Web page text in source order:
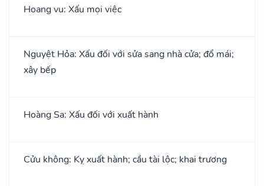
Hoang vu: Xấu mọi việc
Nguyệt Hỏa: Xấu đối với sửa sang nhà cửa; đổ mái;
xây bếp
Hoàng Sa: Xấu đối với xuất hành
Cửu không: Kỵ xuất hành; cầu tài lộc; khai trương